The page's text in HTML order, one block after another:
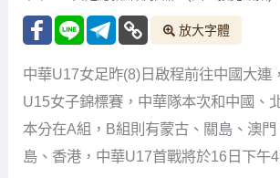
放大字體
中華U17女足昨(8)日啟程前往中國大連
U15女子錦標賽，中華隊本次和中國、
本分在A組，B組則有蒙古、關島、澳
島、香港，中華U17首戰將於16日下午